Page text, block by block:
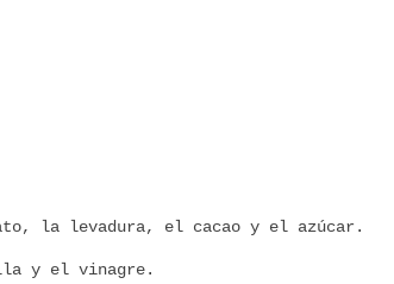
la levadura, el cacao y el azúcar.
y el vinagre.